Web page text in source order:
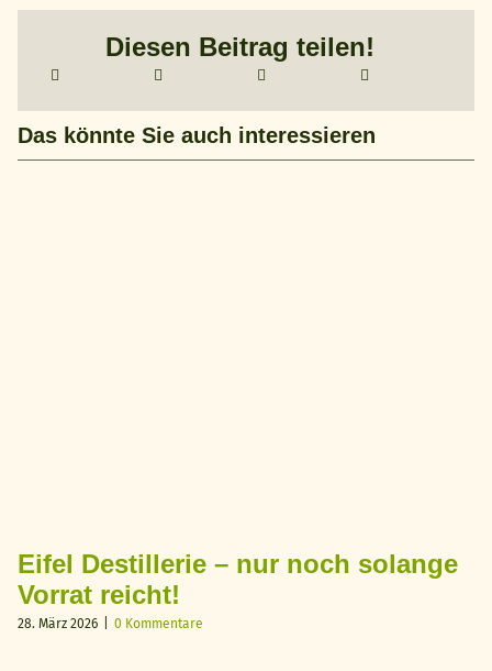
Diesen Beitrag teilen!
Das könnte Sie auch interessieren
Eifel Destillerie – nur noch solange
Vorrat reicht!
28. März 2026 0 Kommentare